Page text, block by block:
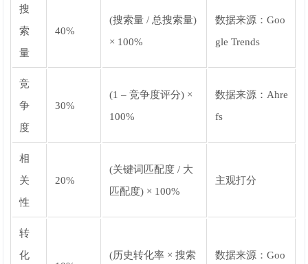
搜
索
量
40%
(搜索量 / 总搜索量)
× 100%
数据来源：Goo
gle Trends
竞
争
度
30%
(1 – 竞争度评分) ×
100%
数据来源：Ahre
fs
相
关
性
20%
(关键词匹配度 / 大
匹配度) × 100%
主观打分
转
化
(历史转化率 × 搜索 数据来源：Goo